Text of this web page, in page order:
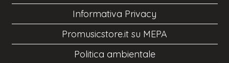
Informativa Privacy
Promusicstore.it su MEPA
Politica ambientale